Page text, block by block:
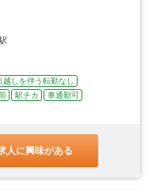
越しを伴う転勤なし
駅チカ
車通勤可
人に興味がある